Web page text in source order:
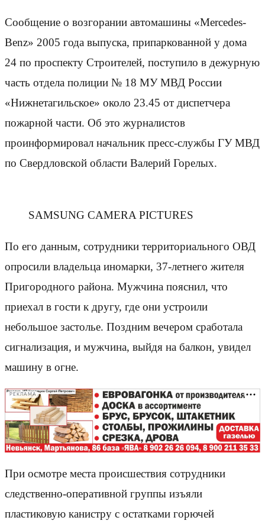
Сообщение о возгорании автомашины «Mercedes-
Benz» 2005 года выпуска, припаркованной у дома
24 по проспекту Строителей, поступило в дежурную
часть отдела полиции № 18 МУ МВД России
«Нижнетагильское» около 23.45 от диспетчера
пожарной части. Об это журналистов
проинформировал начальник пресс-службы ГУ МВД
по Свердловской области Валерий Горелых.
SAMSUNG CAMERA PICTURES
По его данным, сотрудники территориального ОВД
опросили владельца иномарки, 37-летнего жителя
Пригородного района. Мужчина пояснил, что
приехал в гости к другу, где они устроили
небольшое застолье. Поздним вечером сработала
сигнализация, и мужчина, выйдя на балкон, увидел
машину в огне.
РЕКЛАМА
При осмотре места происшествия сотрудники
следственно-оперативной группы изъяли
пластиковую канистру с остатками горючей